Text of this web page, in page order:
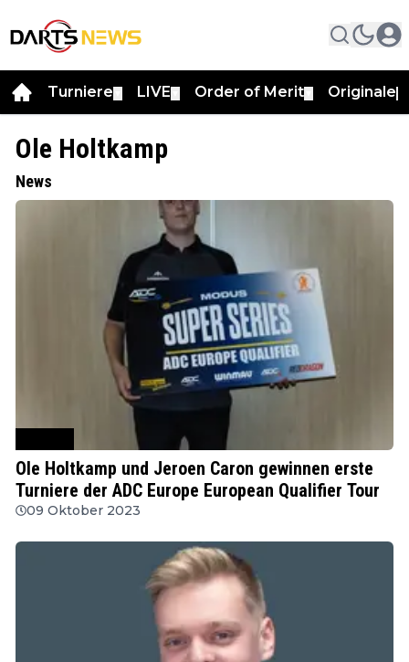
Turniere LIVE Order of Merit Originale
Ole Holtkamp
News
Ole Holtkamp und Jeroen Caron gewinnen erste
Turniere der ADC Europe European Qualifier Tour
09 Oktober 2023